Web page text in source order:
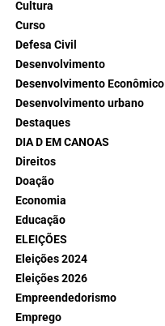
Cultura
Curso
Defesa Civil
Desenvolvimento
Desenvolvimento Econômico
Desenvolvimento urbano
Destaques
DIA D EM CANOAS
Direitos
Doação
Economia
Educação
ELEIÇÕES
Eleições 2024
Eleições 2026
Empreendedorismo
Emprego